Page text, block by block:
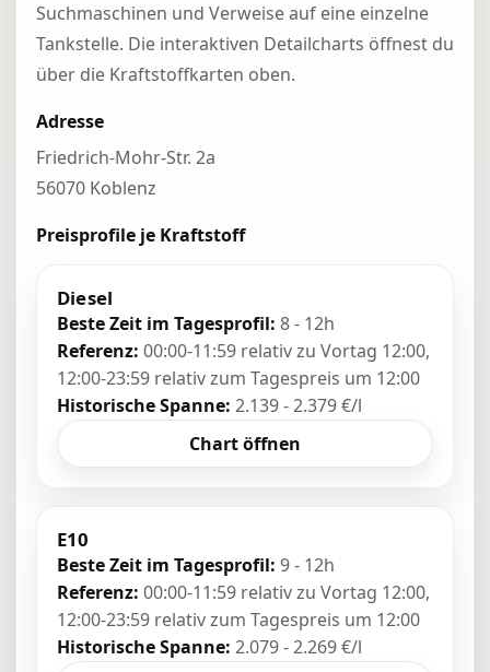
Suchmaschinen und Verweise auf eine einzelne
Tankstelle. Die interaktiven Detailcharts öffnest du
über die Kraftstoffkarten oben.
Adresse
Friedrich-Mohr-Str. 2a
56070 Koblenz
Preisprofile je Kraftstoff
Diesel
Beste Zeit im Tagesprofil: 8 - 12h
Referenz: 00:00-11:59 relativ zu Vortag 12:00,
12:00-23:59 relativ zum Tagespreis um 12:00
Historische Spanne: 2.139 - 2.379 €/l
Chart öffnen
E10
Beste Zeit im Tagesprofil: 9 - 12h
Referenz: 00:00-11:59 relativ zu Vortag 12:00,
12:00-23:59 relativ zum Tagespreis um 12:00
Historische Spanne: 2.079 - 2.269 €/l